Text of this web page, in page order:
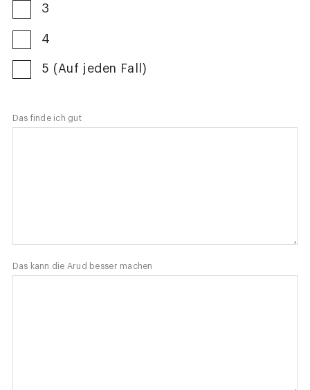
3
4
5 (Auf jeden Fall)
Das finde ich gut
Das kann die Arud besser machen